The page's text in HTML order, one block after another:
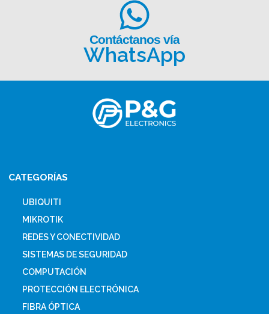
Contáctanos vía
WhatsApp
CATEGORÍAS
UBIQUITI
MIKROTIK
REDES Y CONECTIVIDAD
SISTEMAS DE SEGURIDAD
COMPUTACIÓN
PROTECCIÓN ELECTRÓNICA
FIBRA ÓPTICA